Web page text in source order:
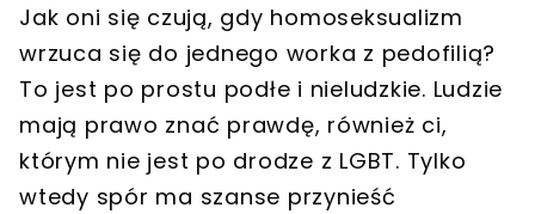
Jak oni się czują, gdy homoseksualizm
wrzuca się do jednego worka z pedofilią?
To jest po prostu podłe i nieludzkie. Ludzie
mają prawo znać prawdę, również ci,
którym nie jest po drodze z LGBT. Tylko
wtedy spór ma szanse przynieść